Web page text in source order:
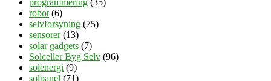
programmering (35)
robot(6)
selvforsyning (75)
sensorer(13)
solar gadgets (7)
Solceller Byg Selv (96)
solenergi (9)
solpanel (71)